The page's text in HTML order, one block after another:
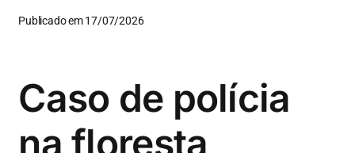
Publicado em 17/07/2026
Caso de polícia
na floresta